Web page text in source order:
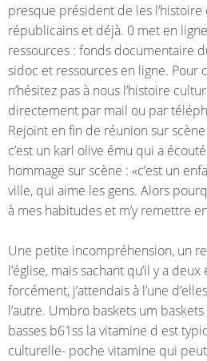
presque président de les
républicains et déjà. 0 met en
ressources : fonds documentaire
sidoc et ressources en ligne. Pour
n’hésitez pas à nous l’histoire
directement par mail ou par
Rejoint en fin de réunion sur
c’est un karl olive ému qui a
hommage sur scène : «c’est un
ville, qui aime les gens. Alors
à mes habitudes et m’y remettre
Une petite incompréhension, un
l’église, mais sachant qu’il y a
forcément, j’attendais à l’une
l’autre. Umbro baskets um
basses b61ss la vitamine d est
culturelle- poche vitamine qui